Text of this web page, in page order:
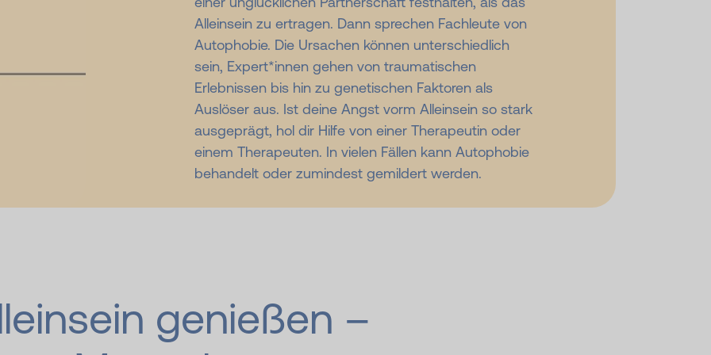
Alleinsein zu ertragen. Dann sprechen Fachleute von
Autophobie. Die Ursachen können unterschiedlich
sein, Expert*innen gehen von traumatischen
Erlebnissen bis hin zu genetischen Faktoren als
Auslöser aus. Ist deine Angst vorm Alleinsein so stark
ausgeprägt, hol dir Hilfe von einer Therapeutin oder
einem Therapeuten. In vielen Fällen kann Autophobie
behandelt oder zumindest gemildert werden.
genießen –